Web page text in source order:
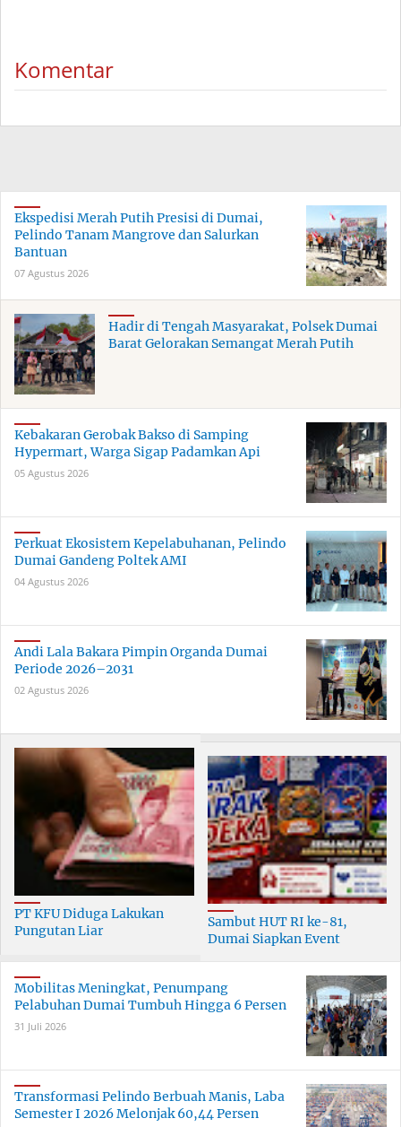
Komentar
Ekspedisi Merah Putih Presisi di Dumai,
Pelindo Tanam Mangrove dan Salurkan
Bantuan
07 Agustus 2026
Hadir di Tengah Masyarakat, Polsek Dumai
Barat Gelorakan Semangat Merah Putih
Kebakaran Gerobak Bakso di Samping
Hypermart, Warga Sigap Padamkan Api
05 Agustus 2026
Perkuat Ekosistem Kepelabuhanan, Pelindo
Dumai Gandeng Poltek AMI
04 Agustus 2026
Andi Lala Bakara Pimpin Organda Dumai
Periode 2026–2031
02 Agustus 2026
PT KFU Diduga Lakukan
Pungutan Liar
Dumai
Sambut HUT RI ke-81,
Dumai Siapkan Event
Mobilitas Meningkat, Penumpang
Pelabuhan Dumai Tumbuh Hingga 6 Persen
31 Juli 2026
Transformasi Pelindo Berbuah Manis, Laba
Semester I 2026 Melonjak 60,44 Persen